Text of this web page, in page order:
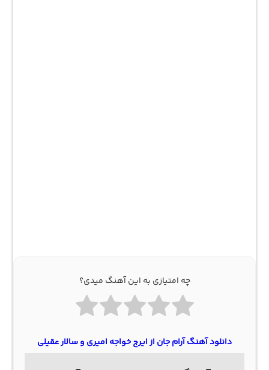
چه امتیازی به این آهنگ میدی؟
دانلود آهنگ آرام جان از ایرج خواجه امیری و سالار عقیلی